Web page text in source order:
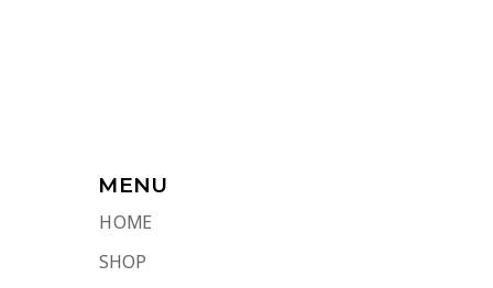
MENU
HOME
SHOP